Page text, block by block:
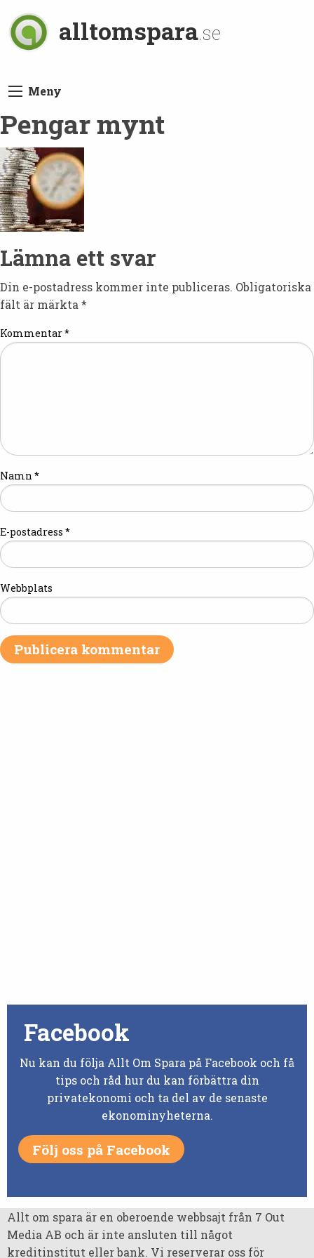
alltomspara.se
Meny
Pengar mynt
Lämna ett svar
Din e-postadress kommer inte publiceras. Obligatoriska
fält är märkta *
Kommentar*
Namn *
E-postadress *
Webbplats
Facebook
Nu kan du följa Allt Om Spara på Facebook och få
tips och råd hur du kan förbättra din
privatekonomi och ta del av de senaste
ekonominyheterna.
Följ oss på Facebook
Allt om spara är en oberoende webbsajt från 7 Out
Media AB och är inte ansluten till något
kreditinstitut eller bank. Vi reserverar oss för